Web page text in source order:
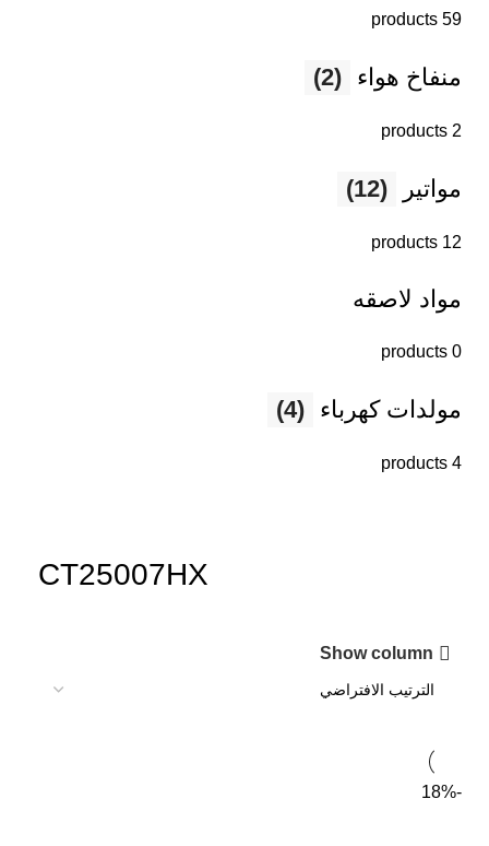
59 products
منفاخ هواء (2)
2 products
مواتير (12)
12 products
مواد لاصقه
0 products
مولدات كهرباء (4)
4 products
CT25007HX
Show column
-18%